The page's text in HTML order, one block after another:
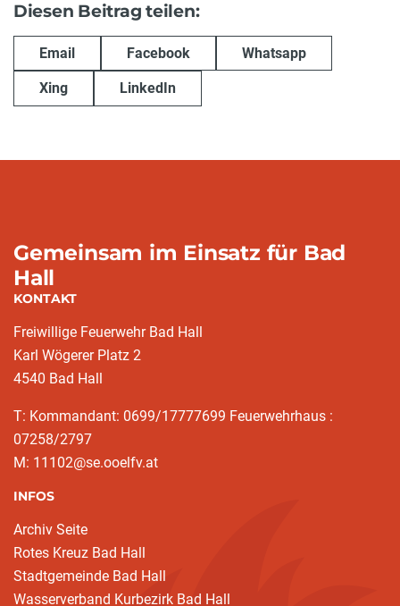
Diesen Beitrag teilen:
Email Facebook Whatsapp
Xing LinkedIn
Gemeinsam im Einsatz für Bad
Hall
KONTAKT
Freiwillige Feuerwehr Bad Hall
Karl Wögerer Platz 2
4540 Bad Hall
T: Kommandant: 0699/17777699 Feuerwehrhaus :
07258/2797
M: 11102@se.ooelfv.at
INFOS
Archiv Seite
Rotes Kreuz Bad Hall
Stadtgemeinde Bad Hall
Wasserverband Kurbezirk Bad Hall